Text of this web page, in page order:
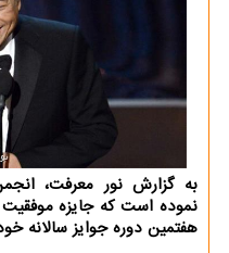
نموده است که جایزه
هفتمین دوره جوایز سالانه